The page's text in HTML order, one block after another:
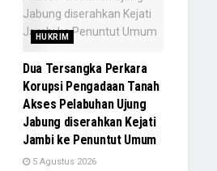
HUKRIM
Dua Tersangka Perkara
Korupsi Pengadaan Tanah
Akses Pelabuhan Ujung
Jabung diserahkan Kejati
Jambi ke Penuntut Umum
5 Agustus 2026